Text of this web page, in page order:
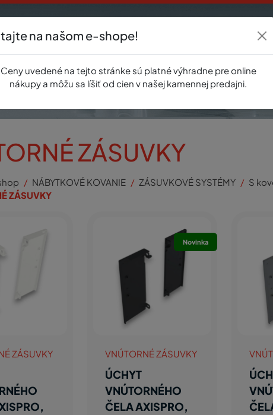
AkcieE-shopRegistráciaNovinkyO násPredajňaKontakt
ZÁSUVKY
NÁBYTKOVÉ KOVANIE ZÁSUVKOVÉ SYSTÉMY S
ZÁSUVKY
ZÁSUVKY
Novinka
VNÚTORNÉ ZÁSUVKY
ÚCHYT
VNÚTORNÉHO
ČELA AXISPRO,
na našom e-shope!
Ceny uvedené na tejto stránke sú platné výhradne pre online
nákupy a môžu sa líšiť od cien v našej kamennej predajni.